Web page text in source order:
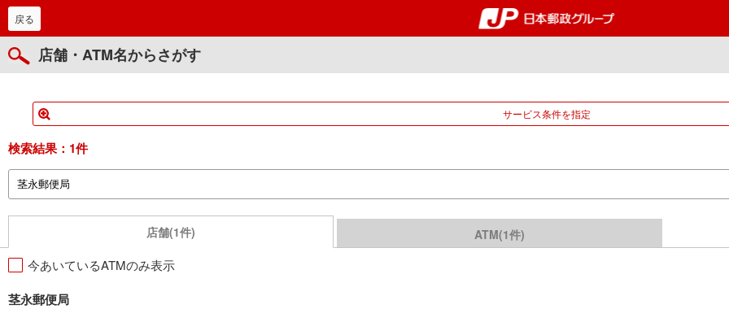
郵便局・日本郵政グループ
戻る
店舗・ATM名からさがす
サービス条件を指定
検索結果： 1件
店舗(1件) ATM(1件)
今あいているATMのみ表示
茎永郵便局